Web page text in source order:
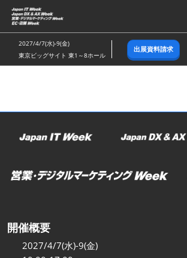
ス
キ
ッ
し
む
2027/4/7(水)-9(金)
東京ビッグサイト 東1～8ホール
出展資料請求
開催概要
2027/4/7(水)-9(金)